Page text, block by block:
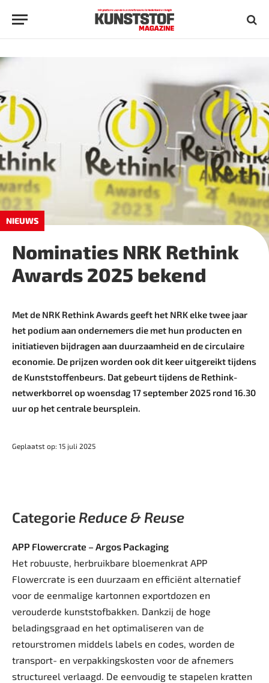
NIEUWS
Nominaties NRK Rethink
Awards 2025 bekend
Met de NRK Rethink Awards geeft het NRK elke twee jaar
het podium aan ondernemers die met hun producten en
initiatieven bijdragen aan duurzaamheid en de circulaire
economie. De prijzen worden ook dit keer uitgereikt tijdens
de Kunststoffenbeurs. Dat gebeurt tijdens de Rethink-
netwerkborrel op woensdag 17 september 2025 rond 16.30
uur op het centrale beursplein.
Geplaatst op: 15 juli 2025
Categorie Reduce & Reuse
APP Flowercrate – Argos Packaging
Het robuuste, herbruikbare bloemenkrat APP
Flowercrate is een duurzaam en efficiënt alternatief
voor de eenmalige kartonnen exportdozen en
verouderde kunststofbakken. Dankzij de hoge
beladingsgraad en het optimaliseren van de
retourstromen middels labels en codes, worden de
transport- en verpakkingskosten voor de afnemers
structureel verlaagd. De eenvoudig te stapelen kratten